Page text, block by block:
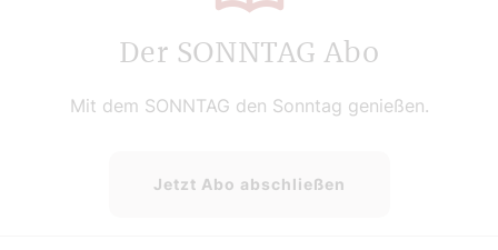
Der SONNTAG Abo
Mit dem SONNTAG den Sonntag genießen.
Jetzt Abo abschließen